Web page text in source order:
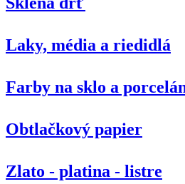
Laky, média a riedidlá
Farby na sklo a
Obtlačkový papier
Zlato - platina - listre